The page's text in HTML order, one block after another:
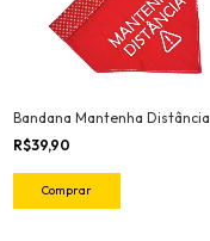
Bandana Mantenha Distância
R$39,90
Comprar